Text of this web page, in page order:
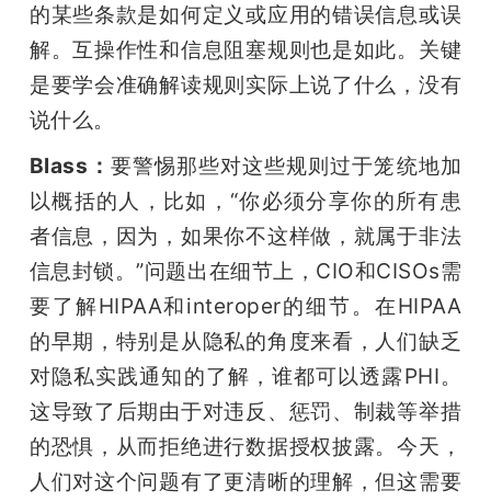
的某些条款是如何定义或应用的错误信息或误
解。互操作性和信息阻塞规则也是如此。关键
是要学会准确解读规则实际上说了什么，没有
说什么。
Blass： 要警惕那些对这些规则过于笼统地加
以概括的人，比如，“你必须分享你的所有患
者信息，因为，如果你不这样做，就属于非法
信息封锁。”问题出在细节上，CIO和CISOs需
要了解HIPAA和interoper的细节。在HIPAA
的早期，特别是从隐私的角度来看，人们缺乏
对隐私实践通知的了解，谁都可以透露PHI。
这导致了后期由于对违反、惩罚、制裁等举措
的恐惧，从而拒绝进行数据授权披露。今天，
人们对这个问题有了更清晰的理解，但这需要